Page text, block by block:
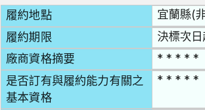
履約地點 宜蘭縣(
履約期限 決標次
廠商資格摘要 * * * * *
是否訂有與履約能力有關之
基本資格
* * * * *